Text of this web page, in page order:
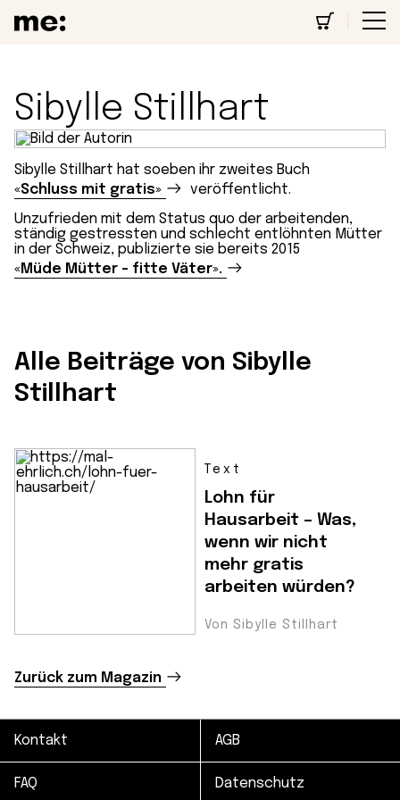
Sibylle Stillhart
Sibylle Stillhart hat soeben ihr zweites Buch
«Schluss mit gratis»
veröffentlicht.
Unzufrieden mit dem Status quo der arbeitenden,
ständig gestressten und schlecht entlöhnten Mütter
in der Schweiz, publizierte sie bereits 2015
«Müde Mütter – fitte Väter».
Alle Beiträge von Sibylle
Stillhart
Text
Lohn für
Hausarbeit – Was,
wenn wir nicht
mehr gratis
arbeiten würden?
Von Sibylle Stillhart
Zurück zum Magazin
Kontakt AGB
FAQ Datenschutz